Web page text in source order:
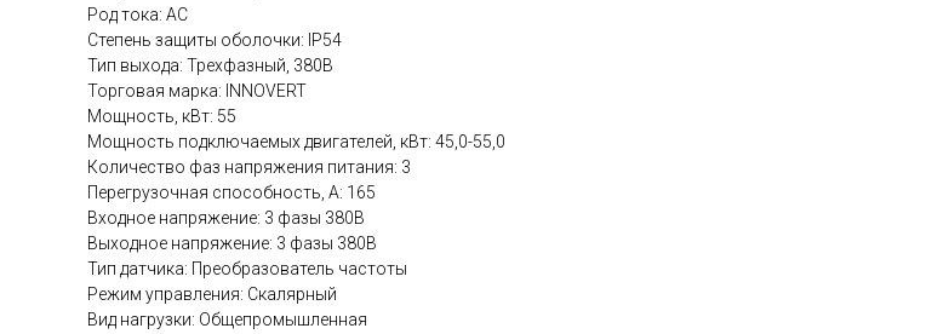
Род тока: AC
Степень защиты оболочки: IP54
Тип выхода: Трехфазный, 380В
Торговая марка: INNOVERT
Мощность, кВт: 55
Мощность подключаемых двигателей, кВт: 45,0-55,0
Количество фаз напряжения питания: 3
Перегрузочная способность, А: 165
Входное напряжение: 3 фазы 380В
Выходное напряжение: 3 фазы 380В
Тип датчика: Преобразователь частоты
Режим управления: Скалярный
Вид нагрузки: Общепромышленная